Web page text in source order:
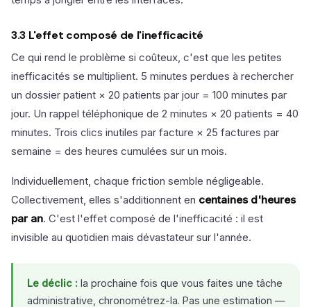
3.3 L'effet composé de l'inefficacité
Ce qui rend le problème si coûteux, c'est que les petites
inefficacités se multiplient. 5 minutes perdues à rechercher
un dossier patient × 20 patients par jour = 100 minutes par
jour. Un rappel téléphonique de 2 minutes × 20 patients = 40
minutes. Trois clics inutiles par facture × 25 factures par
semaine = des heures cumulées sur un mois.
Individuellement, chaque friction semble négligeable.
Collectivement, elles s'additionnent en centaines d'heures
par an. C'est l'effet composé de l'inefficacité : il est
invisible au quotidien mais dévastateur sur l'année.
Le déclic : la prochaine fois que vous faites une tâche
administrative, chronométrez-la. Pas une estimation —